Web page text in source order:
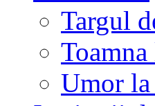
Targul
Umor